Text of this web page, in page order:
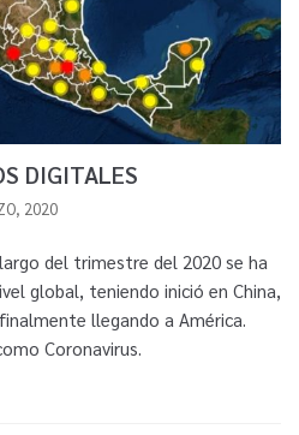
DIGITALES
2020
del trimestre del 2020 se ha
global, teniendo inició en China,
llegando a América.
Coronavirus.